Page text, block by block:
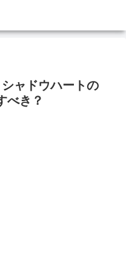
シャドウハートの
べき？